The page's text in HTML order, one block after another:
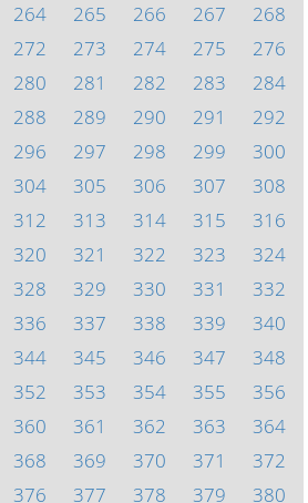
264 265 266 267
268
272 273 274 275
276
280 281 282 283
284
288 289 290 291
292
296 297 298 299
300
304 305 306 307
308
312 313 314 315
316
320 321 322 323
324
328 329 330 331
332
336 337 338 339
340
344 345 346 347
348
352 353 354 355
356
360 361 362 363
364
368 369 370 371
372
376 377 378 379 380